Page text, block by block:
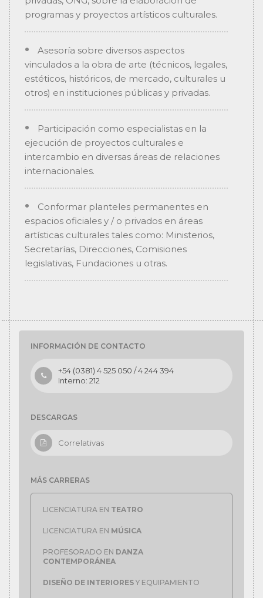
programas y proyectos artísticos culturales.
Asesoría sobre diversos aspectos
vinculados a la obra de arte (técnicos, legales,
estéticos, históricos, de mercado, culturales u
otros) en instituciones públicas y privadas.
Participación como especialistas en la
ejecución de proyectos culturales e
intercambio en diversas áreas de relaciones
internacionales.
Conformar planteles permanentes en
espacios oficiales y / o privados en áreas
artísticas culturales tales como: Ministerios,
Secretarías, Direcciones, Comisiones
legislativas, Fundaciones u otras.
INFORMACIÓN DE CONTACTO
+54 (0381) 4 525 050 / 4 244 394
Interno: 212
DESCARGAS
Correlativas
MÁS CARRERAS
LICENCIATURA EN TEATRO
LICENCIATURA EN MÚSICA
PROFESORADO EN DANZA
CONTEMPORÁNEA
DISEÑO DE INTERIORES Y EQUIPAMIENTO